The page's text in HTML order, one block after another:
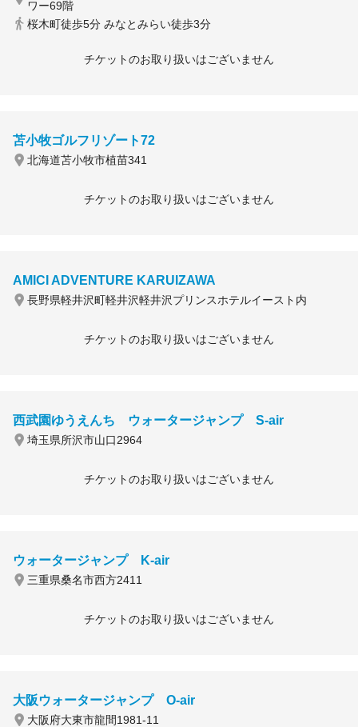
ワー69階
桜木町徒歩5分 みなとみらい徒歩3分
チケットのお取り扱いはございません
苫小牧ゴルフリゾート72
北海道苫小牧市植苗341
チケットのお取り扱いはございません
AMICI ADVENTURE KARUIZAWA
長野県軽井沢町軽井沢軽井沢プリンスホテルイースト内
チケットのお取り扱いはございません
西武園ゆうえんち ウォータージャンプ S-air
埼玉県所沢市山口2964
チケットのお取り扱いはございません
ウォータージャンプ K-air
三重県桑名市西方2411
チケットのお取り扱いはございません
大阪ウォータージャンプ O-air
大阪府大東市龍間1981-11